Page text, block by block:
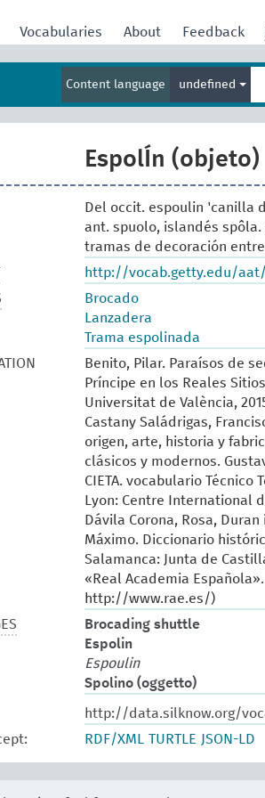
Vocabularies About Feedback
Content language undefined
EspolÍn (objeto)
Del occit. espoulin 'canilla
ant. spuolo, islandés
tramas de decoración
http://vocab.getty.edu/aat/
Brocado
Lanzadera
Trama espolinada
Benito, Pilar. Paraísos de
Príncipe en los Reales
Universitat de València,
Castany Saládrigas,
origen, arte, historia y
clásicos y modernos.
CIETA. vocabulario
Lyon: Centre International
Dávila Corona, Rosa,
Máximo. Diccionario
Salamanca: Junta de
«Real Academia
http://www.rae.es/)
Brocading shuttle
Espolin
Espoulin
Spolino (oggetto)
http://data.silknow.org/
RDF/XML TURTLE JSON-LD